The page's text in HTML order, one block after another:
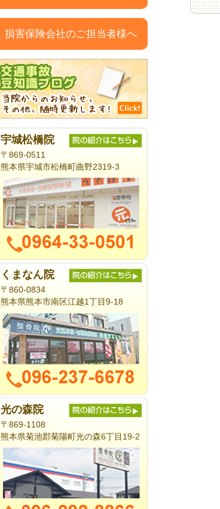
損害保険会社のご担当者様へ
宇城松橋院
〒869-0511
熊本県宇城市松橋町曲野2319-3
くまなん院
〒860-0834
熊本県熊本市南区江越1丁目9-18
光の森院
〒869-1108
熊本県菊池郡菊陽町光の森6丁目19-2